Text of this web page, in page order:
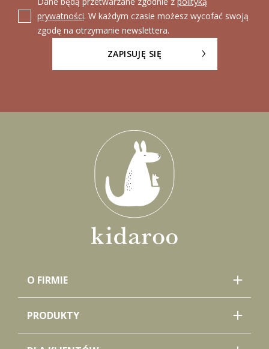
prywatności. W każdym czasie możesz wycofać swoją
zgodę na otrzymanie newslettera.
ZAPISUJĘ SIĘ
O FIRMIE
PRODUKTY